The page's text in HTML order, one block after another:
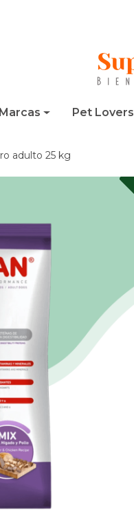
Marcas Pet Lovers
adulto 25 kg